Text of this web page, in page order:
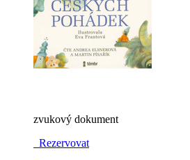
zvukový dokument
Rezervovat